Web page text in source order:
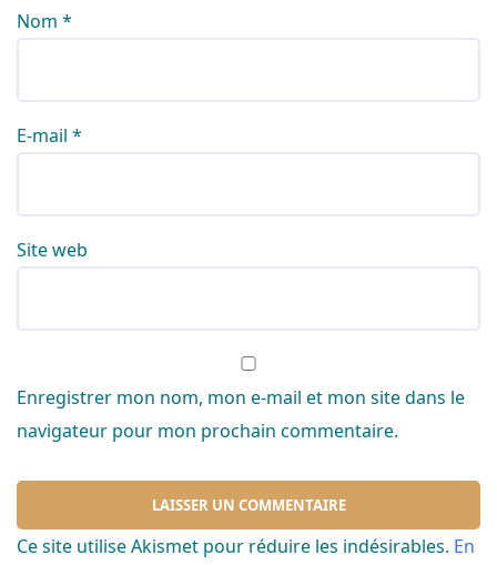
Nom *
E-mail *
Site web
Enregistrer mon nom, mon e-mail et mon site dans le
navigateur pour mon prochain commentaire.
Ce site utilise Akismet pour réduire les indésirables. En